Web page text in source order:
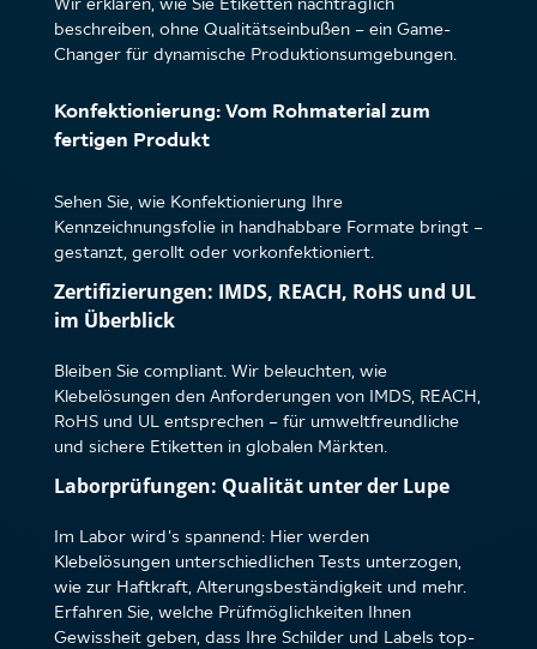
beschreiben, ohne Qualitätseinbußen – ein Game-
Changer für dynamische Produktionsumgebungen.
Konfektionierung: Vom Rohmaterial zum
fertigen Produkt
Sehen Sie, wie Konfektionierung Ihre
Kennzeichnungsfolie in handhabbare Formate bringt –
gestanzt, gerollt oder vorkonfektioniert.
Zertifizierungen: IMDS, REACH, RoHS und UL
im Überblick
Bleiben Sie compliant. Wir beleuchten, wie
Klebelösungen den Anforderungen von IMDS, REACH,
RoHS und UL entsprechen – für umweltfreundliche
und sichere Etiketten in globalen Märkten.
Laborprüfungen: Qualität unter der Lupe
Im Labor wird’s spannend: Hier werden
Klebelösungen unterschiedlichen Tests unterzogen,
wie zur Haftkraft, Alterungsbeständigkeit und mehr.
Erfahren Sie, welche Prüfmöglichkeiten Ihnen
Gewissheit geben, dass Ihre Schilder und Labels top-